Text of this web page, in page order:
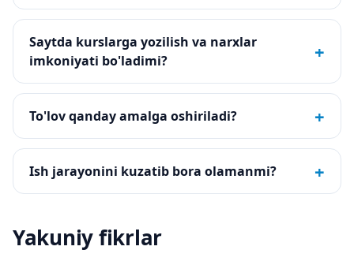
Saytda kurslarga yozilish va narxlar
imkoniyati bo'ladimi?
+
To'lov qanday amalga oshiriladi? +
Ish jarayonini kuzatib bora olamanmi? +
Yakuniy fikrlar